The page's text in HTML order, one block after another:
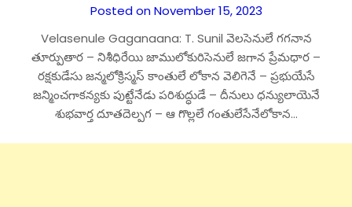
Posted on November 15, 2023
Velasenule Gaganaana: T. Sunil వెలసెనులే గగనాన
తూర్పుతార – నిశీధిరేయి జాములోకురిసెనులే జగాన ప్రేమధార –
రక్షకుడేసు జన్మలోక్రిస్మస్ కాంతులే లోకాన వెలిగెనే – ప్రభుయేసే
జన్మించగాకన్యకు పుట్టేనేడు పరిశుద్ధుడే – దీనులు ధన్యులాయెనే
శుభవార్త దూతదెల్పగ – ఆ గొల్లలే గంతులేసేనేలోకాన…